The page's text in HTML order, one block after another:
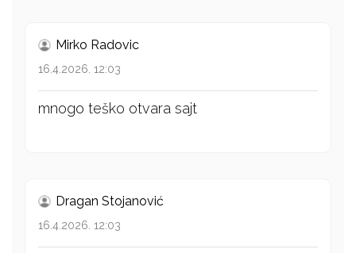
Mirko Radovic
16.4.2026. 12:03
mnogo teško otvara sajt
Dragan Stojanović
16.4.2026. 12:03